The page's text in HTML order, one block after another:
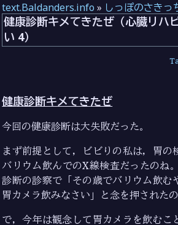
text.Baldanders.info » しっぽのさきっ
健康診断キメてきたぜ（心臓リハ
い 4）
健康診断キメてきたぜ
今回の健康診断は大失敗だった。
まず前提として，ビビりの私は，胃の
バリウム飲んでのX線検査だったのね
診断の診察で「その歳でバリウム飲む
胃カメラ飲みなさい」と念を押されたの
で，今年は観念して胃カメラを飲むこ